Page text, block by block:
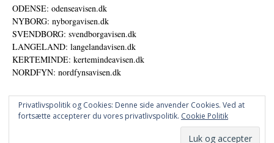
ODENSE: odenseavisen.dk
NYBORG: nyborgavisen.dk
SVENDBORG: svendborgavisen.dk
LANGELAND: langelandavisen.dk
KERTEMINDE: kertemindeavisen.dk
NORDFYN: nordfynsavisen.dk
Privatlivspolitik og Cookies: Denne side anvender Cookies. Ved at
fortsætte accepterer du vores privatlivspolitik. Cookie Politik